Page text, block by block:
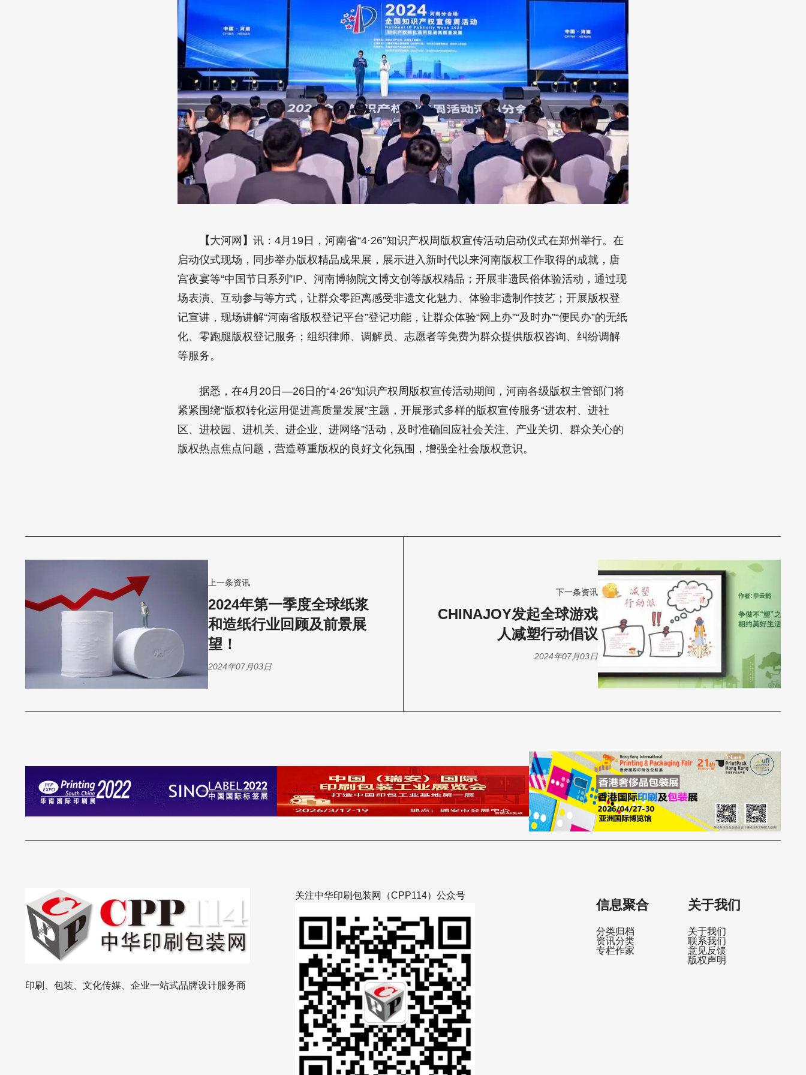
【大河网 】 讯：4月19日，河南省“4·26”知识产权周版权宣传活动启动仪式在郑州举行。在
启动仪式现场，同步举办版权精品成果展，展示进入新时代以来河南版权工作取得的成就，唐
宫夜宴等“中国节日系列”IP、河南博物院文博文创等版权精品；开展非遗民俗体验活动，通过现
场表演、互动参与等方式，让群众零距离感受非遗文化魅力、体验非遗制作技艺；开展版权登
记宣讲，现场讲解“河南省版权登记平台”登记功能，让群众体验“网上办”“及时办”“便民办”的无纸
化、零跑腿版权登记服务；组织律师、调解员、志愿者等免费为群众提供版权咨询、纠纷调解
等服务。
据悉，在4月20日—26日的“4·26”知识产权周版权宣传活动期间，河南各级版权主管部门将
紧紧围绕“版权转化运用促进高质量发展”主题，开展形式多样的版权宣传服务“进农村、进社
区、进校园、进机关、进企业、进网络”活动，及时准确回应社会关注、产业关切、群众关心的
版权热点焦点问题，营造尊重版权的良好文化氛围，增强全社会版权意识。
上一条资讯
2024年第一季度全球纸浆
和造纸行业回顾及前景展
望！
2024年07月03日
下一条资讯
​CHINAJOY发起全球游戏
人减塑行动倡议
2024年07月03日
印刷、包装、文化传媒、企业一站式品牌设计服务商
关注中华印刷包装网（CPP114）公众号
信息聚合
分类归档
资讯分类
专栏作家
关于我们
关于我们
联系我们
意见反馈
版权声明